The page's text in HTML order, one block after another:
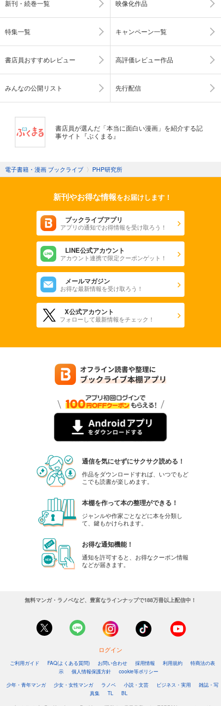
新刊・続巻一覧 映像化作品
特集一覧 キャンペーン一覧
書店員おすすめレビュー 高評価レビュー作品
みんなの公開リスト 先行配信
書店員が選んだ「本当に面白い漫画」を紹介する記
事サイト『ぶくまる』
電子書籍・漫画 ブックライブ 〉 PHP研究所
新刊やお得な情報をお届けします！
ブックライブアプリ
アプリの通知でお得情報を受け取ろう！
LINE公式アカウント
アカウント連携で限定クーポンゲット！
メールマガジン
お得な最新情報を受け取ろう！
X公式アカウント
フォローして最新情報をチェック！
通信を気にせずにサクサク読める！
作品をダウンロードすれば、いつでもど
こでも読書が楽しめます。
本棚を作って本の整理ができる！
ジャンルや作家ごとなどに本を分類し
て、鍵もかけられます。
お得な通知機能！
通知を許可すると、お得なクーポン情報
などが届きます。
無料マンガ・ラノベなど、豊富なラインナップで188万冊以上配信中！
ログイン
ご利用ガイド FAQ(よくある質問) お問い合わせ 採用情報 利用規約
特商法の表
示
個人情報保護方針
cookie等ポリシー
少年・青年マンガ
少女・女性マンガ ラノベ 小説・文芸 ビジネス・実用
雑誌・写
真集
TL BL